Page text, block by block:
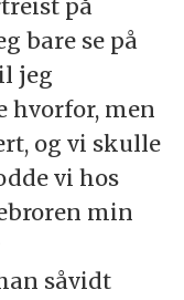
på
bare se på
jeg
hvorfor, men
og vi skulle
vi hos
min
såvidt